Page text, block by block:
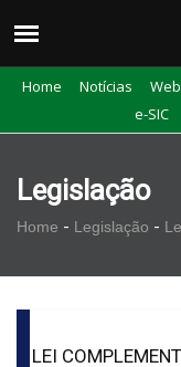
Home Notícias
e-SIC
Legislação
Home - Legislação -
LEI